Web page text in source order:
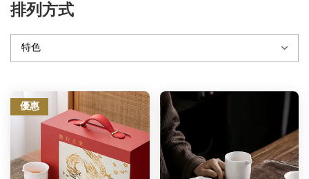
排列方式
優惠